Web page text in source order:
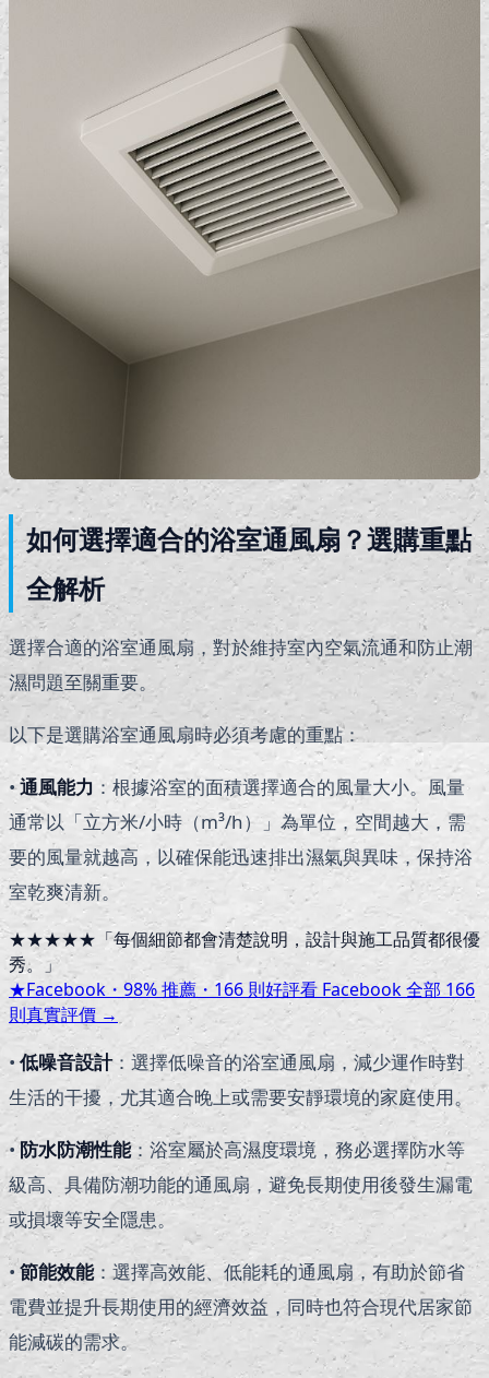
如何選擇適合的浴室通風扇？選購重點
全解析
選擇合適的浴室通風扇，對於維持室內空氣流通和防止潮
濕問題至關重要。
以下是選購浴室通風扇時必須考慮的重點：
•通風能力 ：根據浴室的面積選擇適合的風量大小。風量
通常以「立方米/小時（m³/h）」為單位，空間越大，需
要的風量就越高，以確保能迅速排出濕氣與異味，保持浴
室乾爽清新。
★★★★★ 「每個細節都會清楚說明，設計與施工品質都很優
秀。 」
★Facebook・ 98% 推薦・ 166 則好評看 Facebook 全部 166
則真實評價 →
•低噪音設計：選擇低噪音的浴室通風扇，減少運作時對
生活的干擾，尤其適合晚上或需要安靜環境的家庭使用。
•防水防潮性能：浴室屬於高濕度環境，務必選擇防水等
級高、具備防潮功能的通風扇，避免長期使用後發生漏電
或損壞等安全隱患。
•節能效能：選擇高效能、低能耗的通風扇，有助於節省
電費並提升長期使用的經濟效益，同時也符合現代居家節
能減碳的需求。